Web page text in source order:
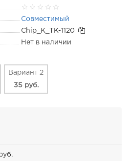
Совместимый
Chip_K_TK-1120
Нет в наличии
Вариант 2
35 руб.